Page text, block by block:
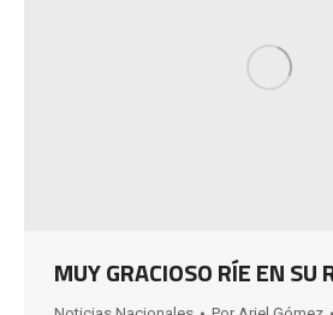
MUY GRACIOSO RÍE EN SU